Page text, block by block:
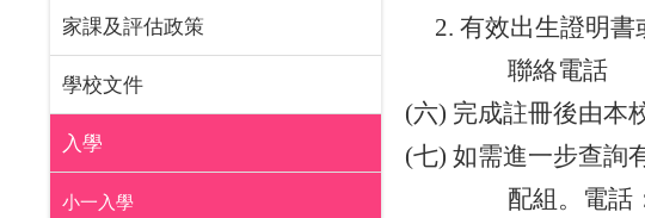
2.有效出生證明書
聯絡電話
(六) 完成註冊後由本
(七)如需進一步查詢
配組。電話
家課及評估政策
學校文件
入學
小一入學